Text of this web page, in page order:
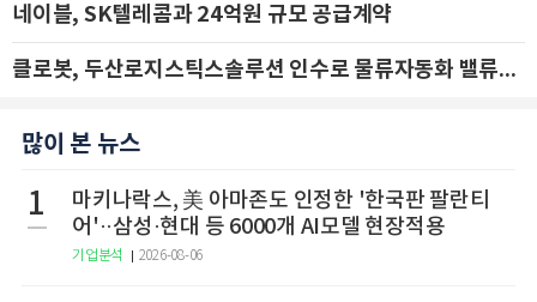
네이블, SK텔레콤과 24억원 규모 공급계약
클로봇, 두산로지스틱스솔루션 인수로 물류자동화 밸류체인 확장 추진 - IBK투자증권
많이 본 뉴스
1
마키나락스, 美 아마존도 인정한 '한국판 팔란티
어'··삼성·현대 등 6000개 AI모델 현장적용
기업분석 2026-08-06